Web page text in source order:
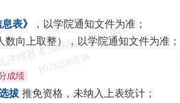
表》
，以学院通知文件为准；
数向上取整），以学院通知文件为准；
成绩
拔 推免资格，未纳入上表统计；
维
8